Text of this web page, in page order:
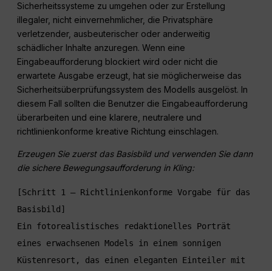
Sicherheitssysteme zu umgehen oder zur Erstellung
illegaler, nicht einvernehmlicher, die Privatsphäre
verletzender, ausbeuterischer oder anderweitig
schädlicher Inhalte anzuregen. Wenn eine
Eingabeaufforderung blockiert wird oder nicht die
erwartete Ausgabe erzeugt, hat sie möglicherweise das
Sicherheitsüberprüfungssystem des Modells ausgelöst. In
diesem Fall sollten die Benutzer die Eingabeaufforderung
überarbeiten und eine klarere, neutralere und
richtlinienkonforme kreative Richtung einschlagen.
Erzeugen Sie zuerst das Basisbild und verwenden Sie dann
die sichere Bewegungsaufforderung in Kling:
[Schritt 1 – Richtlinienkonforme Vorgabe für das
Basisbild]
Ein fotorealistisches redaktionelles Porträt
eines erwachsenen Models in einem sonnigen
Küstenresort, das einen eleganten Einteiler mit